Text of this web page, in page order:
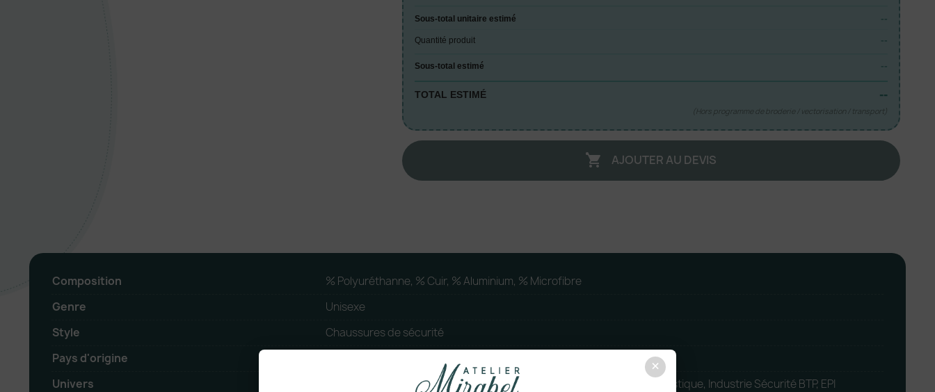
×
Sous-total unitaire estimé --
Quantité produit --
Sous-total estimé --
TOTAL ESTIMÉ --
(Hors programme de broderie / vectorisation / transport)
 AJOUTER AU DEVIS
Composition
% Polyuréthanne, % Cuir, % Aluminium, % Microfibre
Genre
Unisexe
Style
Chaussures de sécurité
Pays d'origine
Univers
Workwear, Artisanat Commerce, Jardinerie Bricolage, Distribution Logistique, Industrie Sécurité BTP, EPI